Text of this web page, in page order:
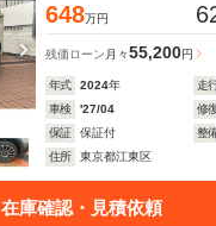
648万円
残価ローン 月々55,200円
年式 2024年 走
車検
'27/04 修
保証
保証付 整
住所
東京都江東区
在庫確認・見積依頼